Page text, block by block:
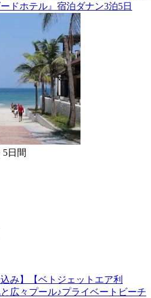
ドホテル』宿泊ダナン3泊5日
5日間
み】【ベトジェットエア利
広々プール♪プライベートビーチ